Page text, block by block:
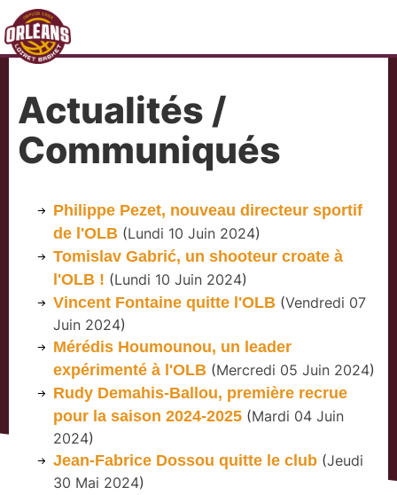
Actualités /
Communiqués
Philippe Pezet, nouveau directeur sportif
de l'OLB (Lundi 10 Juin 2024)
Tomislav Gabrić, un shooteur croate à
l'OLB ! (Lundi 10 Juin 2024)
Vincent Fontaine quitte l'OLB (Vendredi 07
Juin 2024)
Mérédis Houmounou, un leader
expérimenté à l'OLB (Mercredi 05 Juin 2024)
Rudy Demahis-Ballou, première recrue
pour la saison 2024-2025 (Mardi 04 Juin
2024)
Jean-Fabrice Dossou quitte le club (Jeudi
30 Mai 2024)